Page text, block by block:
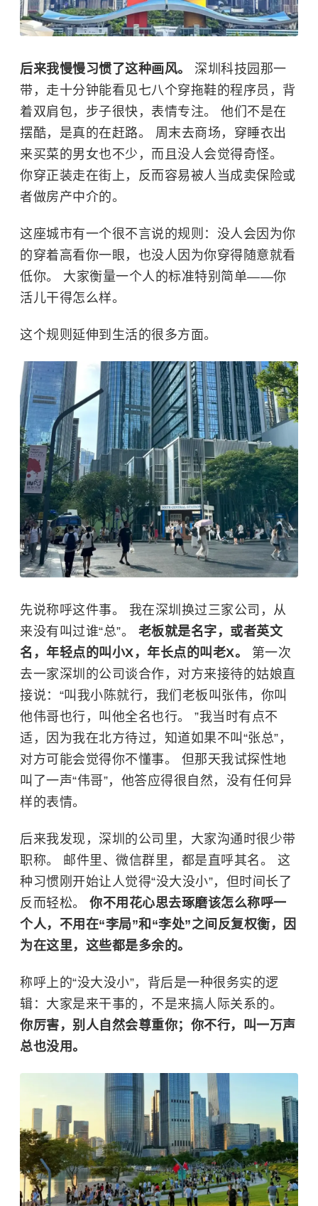
后来我慢慢习惯了这种画风。 深圳科技园那一
带，走十分钟能看见七八个穿拖鞋的程序员，背
着双肩包，步子很快，表情专注。 他们不是在
摆酷，是真的在赶路。 周末去商场，穿睡衣出
来买菜的男女也不少，而且没人会觉得奇怪。
你穿正装走在街上，反而容易被人当成卖保险或
者做房产中介的。
这座城市有一个很不言说的规则：没人会因为你
的穿着高看你一眼，也没人因为你穿得随意就看
低你。 大家衡量一个人的标准特别简单——你
活儿干得怎么样。
这个规则延伸到生活的很多方面。
先说称呼这件事。 我在深圳换过三家公司，从
来没有叫过谁“总”。 老板就是名字，或者英文
名，年轻点的叫小X，年长点的叫老X。 第一次
去一家深圳的公司谈合作，对方来接待的姑娘直
接说：“叫我小陈就行，我们老板叫张伟，你叫
他伟哥也行，叫他全名也行。 ”我当时有点不
适，因为我在北方待过，知道如果不叫“张总”，
对方可能会觉得你不懂事。 但那天我试探性地
叫了一声“伟哥”，他答应得很自然，没有任何异
样的表情。
后来我发现，深圳的公司里，大家沟通时很少带
职称。 邮件里、微信群里，都是直呼其名。 这
种习惯刚开始让人觉得“没大没小”，但时间长了
反而轻松。 你不用花心思去琢磨该怎么称呼一
个人，不用在“李局”和“李处”之间反复权衡，因
为在这里，这些都是多余的。
称呼上的“没大没小”，背后是一种很务实的逻
辑：大家是来干事的，不是来搞人际关系的。
你厉害，别人自然会尊重你；你不行，叫一万声
总也没用。